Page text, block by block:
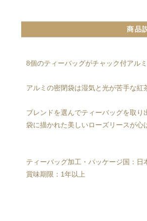
商品
8個のティーバッグがチャック付アル
アルミの密閉袋は湿気と光が苦手な紅
ブレンドを選んでティーバッグを取り
袋に描かれた美しいローズリースが心
ティーバッグ加工・パッケージ国：日
賞味期限：1年以上